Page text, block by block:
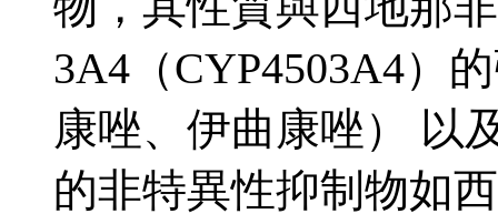
3A4（CYP4503A4）
康唑、伊曲康唑） 以
的非特異性抑制物如